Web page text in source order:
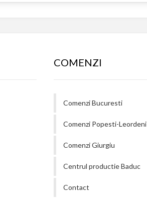
COMENZI
Comenzi Bucuresti
Comenzi Popesti-Leordeni
Comenzi Giurgiu
Centrul productie Baduc
Contact